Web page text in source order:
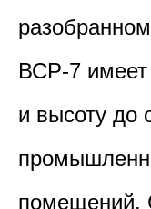
ВСР-7 имеет
и высоту до
помещений.